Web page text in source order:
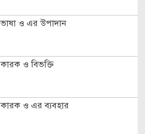
ভাষা ও এর উপাদান
কারক ও বিভক্তি
কারক ও এর ব্যবহার